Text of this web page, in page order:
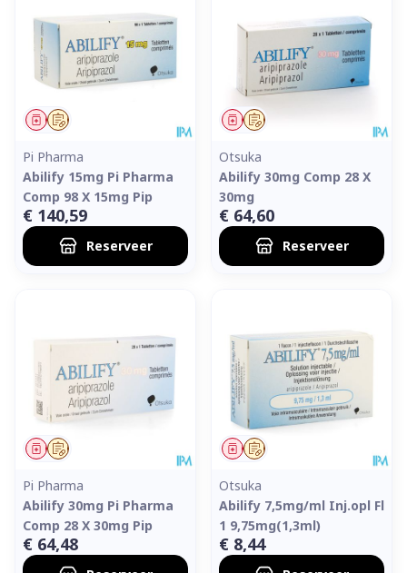
Op voorschrift
Geneesmiddel
Pi Pharma
Abilify 15mg Pi Pharma
Comp 98 X 15mg Pip
€ 140,59
Reserveer
Op voorschrift
Geneesmiddel
Otsuka
Abilify 30mg Comp 28 X
30mg
€ 64,60
Reserveer
Op voorschrift
Geneesmiddel
Pi Pharma
Abilify 30mg Pi Pharma
Comp 28 X 30mg Pip
€ 64,48
Op voorschrift
Geneesmiddel
Otsuka
Abilify 7,5mg/ml Inj.opl Fl
1 9,75mg(1,3ml)
€ 8,44